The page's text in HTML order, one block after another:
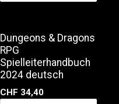
Dungeons & Dragons
RPG
Spielleiterhandbuch
2024 deutsch
CHF 34,40